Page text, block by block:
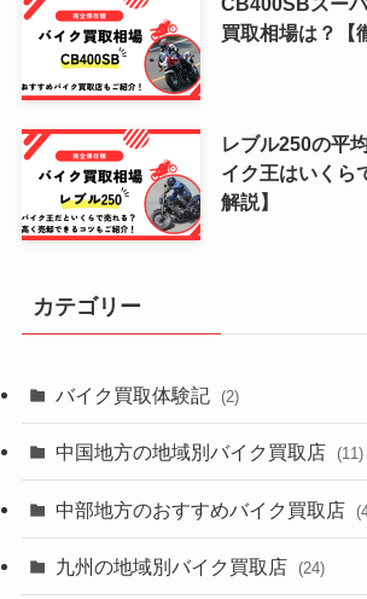
買取相場は？【
レブル250の平
イク王はいくら
解説】
カテゴリー
バイク買取体験記 (2)
中国地方の地域別バイク買取店 (11)
中部地方のおすすめバイク買取店
九州の地域別バイク買取店 (24)